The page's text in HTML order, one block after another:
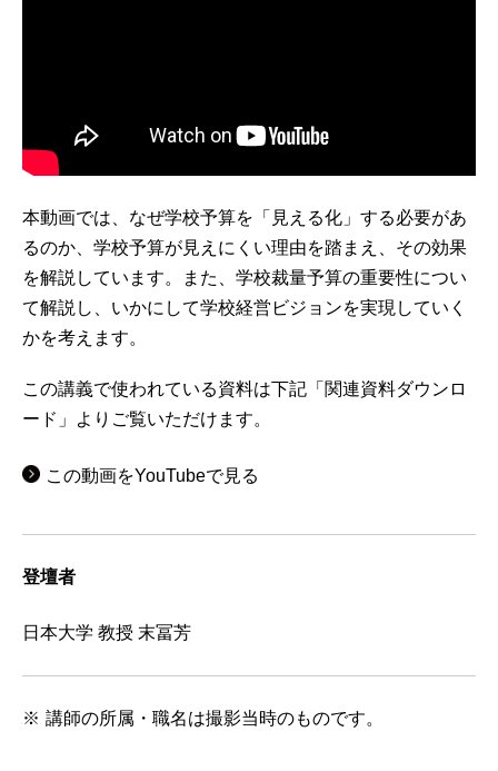
本動画では、なぜ学校予算を「見える化」する必要があ
るのか、学校予算が見えにくい理由を踏まえ、その効果
を解説しています。また、学校裁量予算の重要性につい
て解説し、いかにして学校経営ビジョンを実現していく
かを考えます。
この講義で使われている資料は下記「関連資料ダウンロ
ード」よりご覧いただけます。
この動画をYouTubeで見る
登壇者
日本大学 教授 末冨芳
講師の所属・職名は撮影当時のものです。